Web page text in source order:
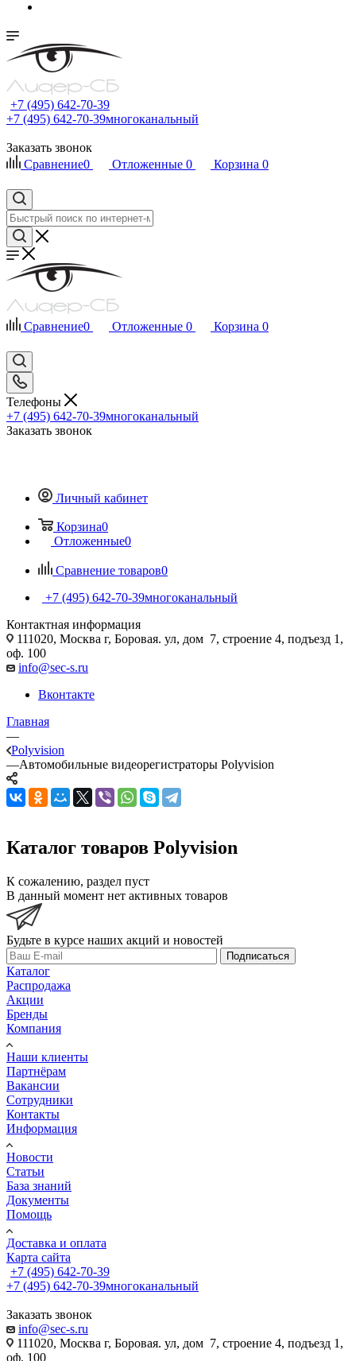
+7 (495) 642-70-39
+7 (495) 642-70-39многоканальный
Заказать звонок
Сравнение0 Отложенные 0 Корзина 0
Сравнение0 Отложенные 0 Корзина 0
Телефоны
+7 (495) 642-70-39многоканальный
Заказать звонок
Личный кабинет
Корзина0
Отложенные0
Сравнение товаров0
+7 (495) 642-70-39многоканальный
Контактная информация
111020, Москва г, Боровая. ул, дом 7, строение 4, подъезд 1,
оф. 100
info@sec-s.ru
Вконтакте
Главная
—
Polyvision
—Автомобильные видеорегистраторы Polyvision
Каталог товаров Polyvision
К сожалению, раздел пуст
В данный момент нет активных товаров
Будьте в курсе наших акций и новостей
Подписаться
Каталог
Распродажа
Акции
Бренды
Компания
Наши клиенты
Партнёрам
Вакансии
Сотрудники
Контакты
Информация
Новости
Статьи
База знаний
Документы
Помощь
Доставка и оплата
Карта сайта
+7 (495) 642-70-39
+7 (495) 642-70-39многоканальный
Заказать звонок
info@sec-s.ru
111020, Москва г, Боровая. ул, дом 7, строение 4, подъезд 1,
оф. 100